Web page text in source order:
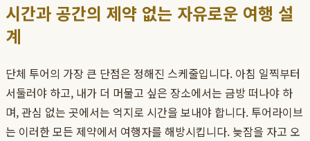
시간과 공간의 제약 없는 자유로운 여행 설
계
단체 투어의 가장 큰 단점은 정해진 스케줄입니다. 아침 일찍부터
서둘러야 하고, 내가 더 머물고 싶은 장소에서는 금방 떠나야 하
며, 관심 없는 곳에서는 억지로 시간을 보내야 합니다. 투어라이브
는 이러한 모든 제약에서 여행자를 해방시킵니다. 늦잠을 자고 오